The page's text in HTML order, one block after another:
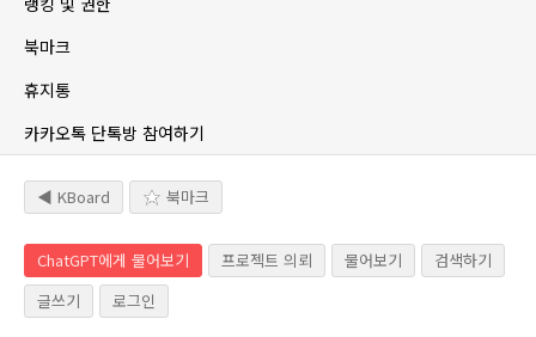
북마크
휴지통
카카오톡 단톡방 참여하기
◀ KBoard 북마크
ChatGPT에게 물어보기 프로젝트 의뢰 물어보기
검색하기
글쓰기
로그인